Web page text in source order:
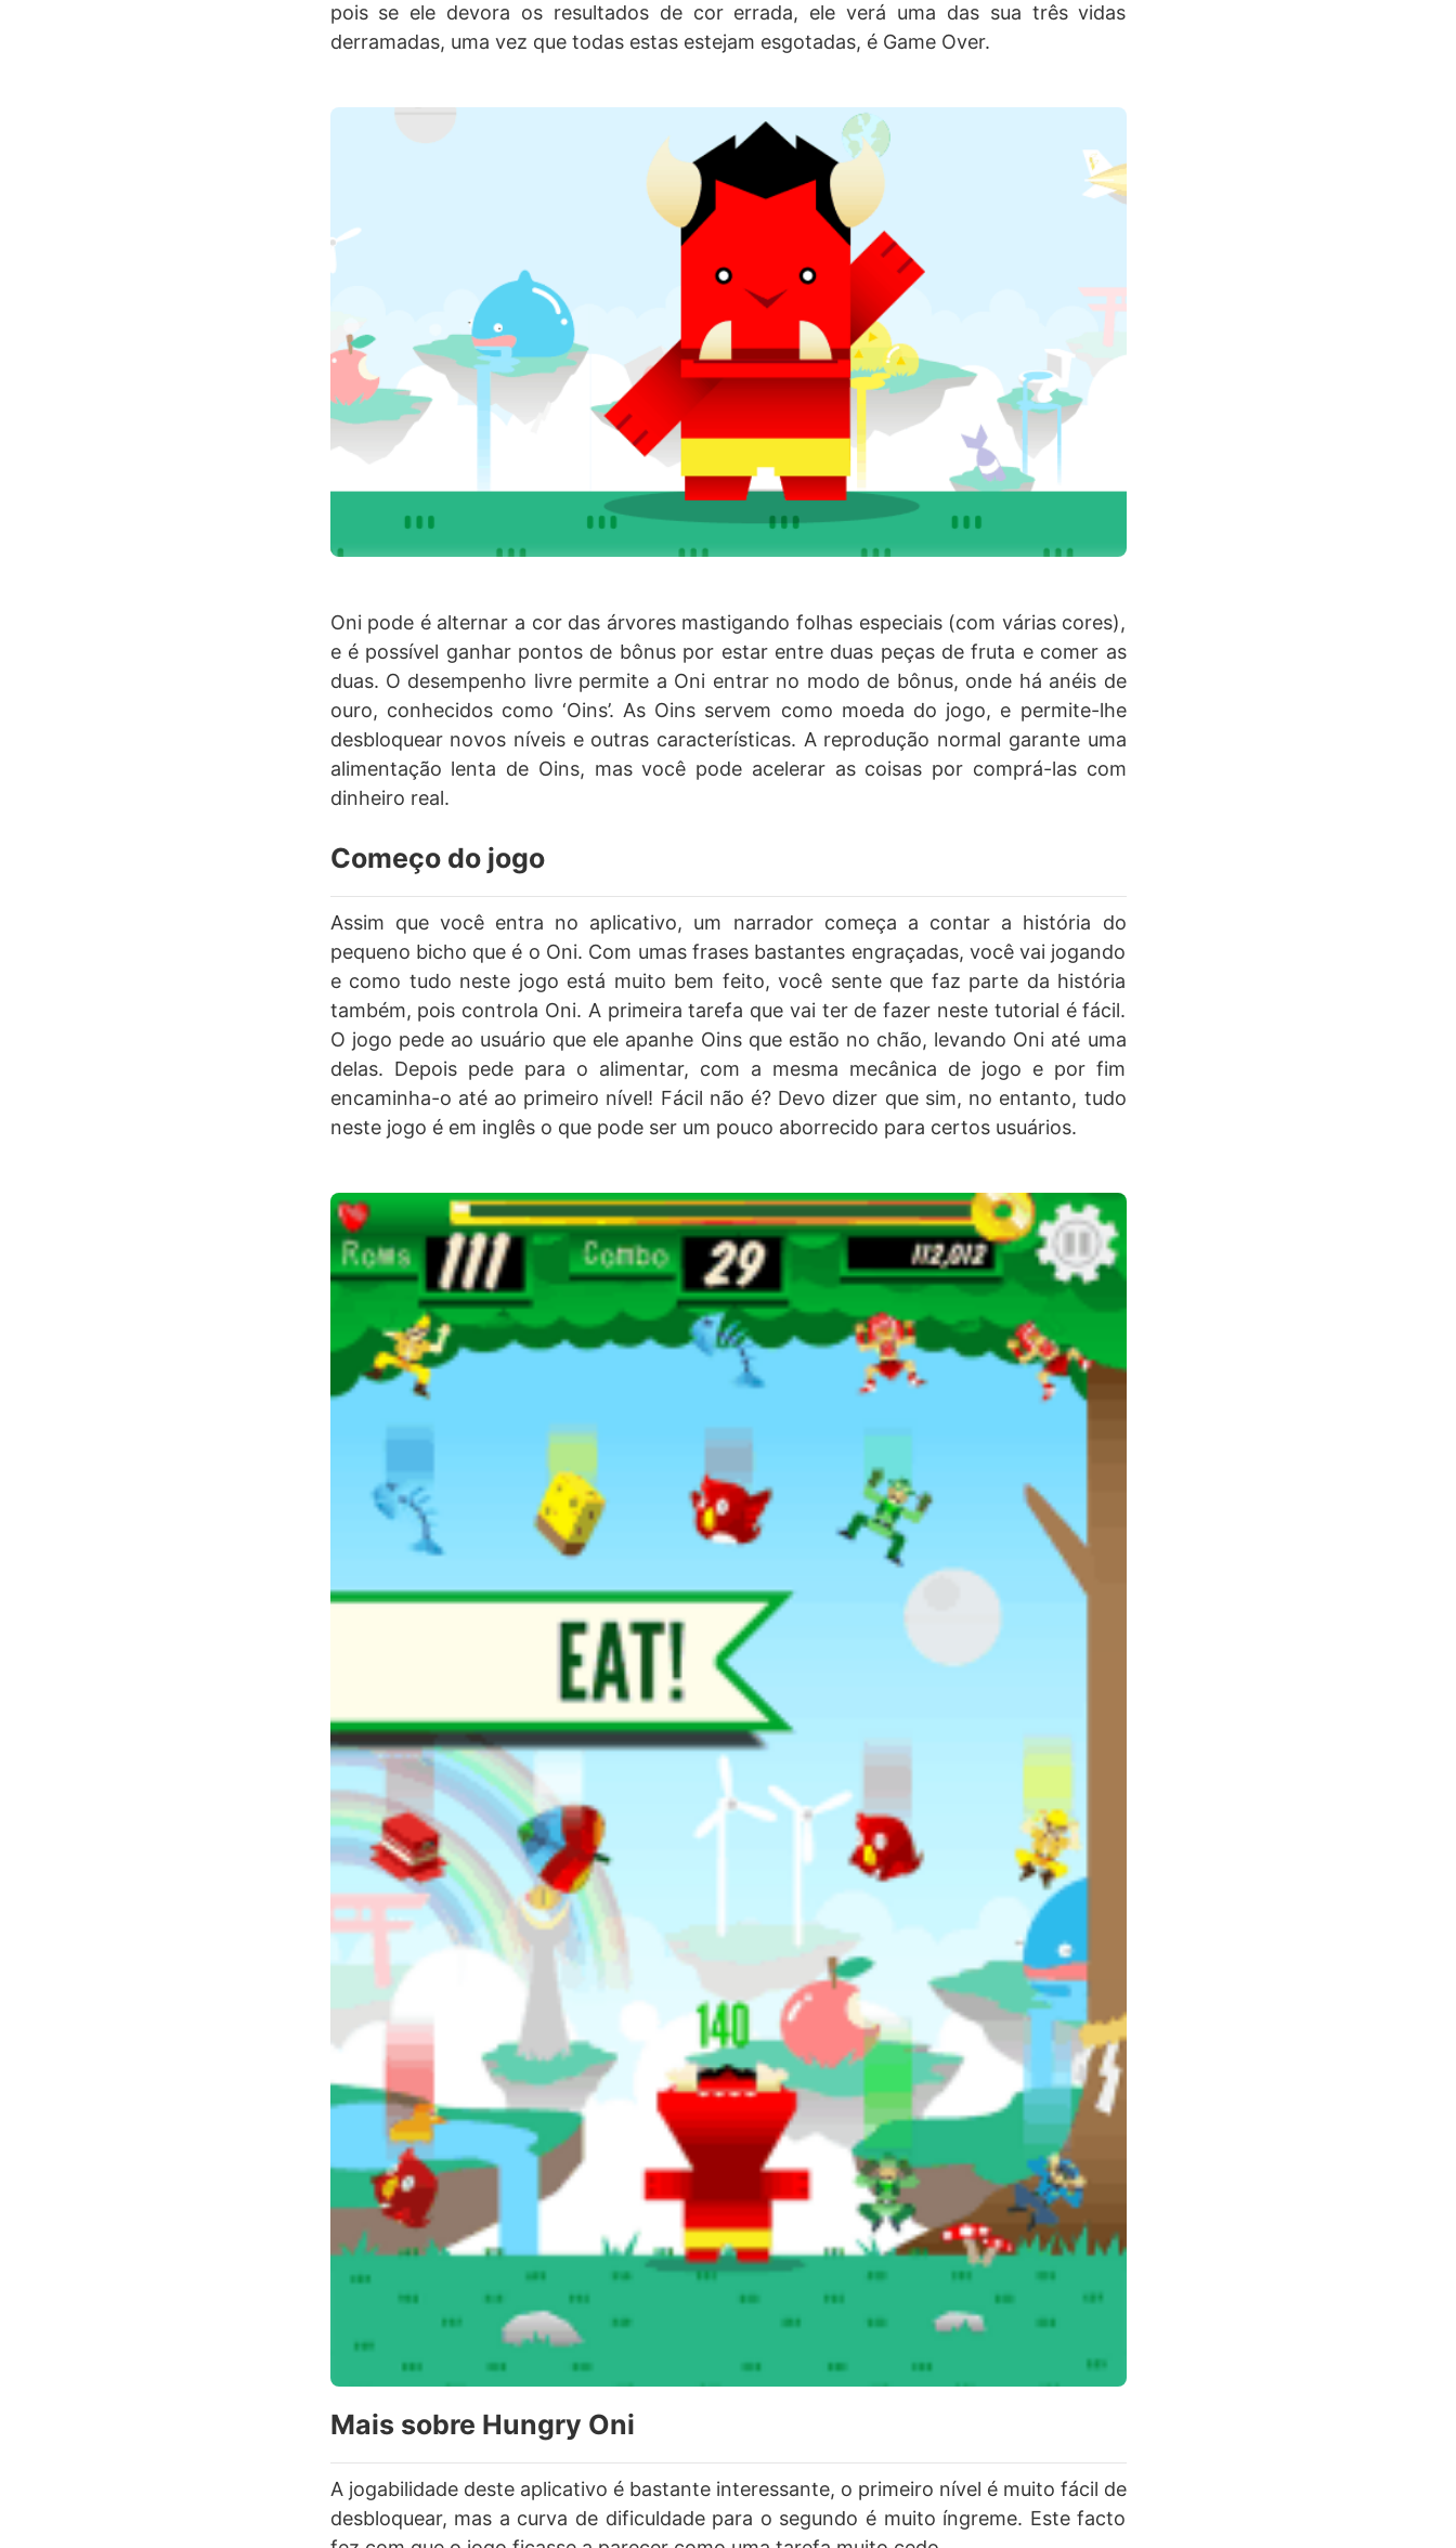
pois se ele devora os resultados de cor errada, ele verá uma das sua três vidas
derramadas, uma vez que todas estas estejam esgotadas, é Game Over.
Oni pode é alternar a cor das árvores mastigando folhas especiais (com várias cores),
e é possível ganhar pontos de bônus por estar entre duas peças de fruta e comer as
duas. O desempenho livre permite a Oni entrar no modo de bônus, onde há anéis de
ouro, conhecidos como ‘Oins’. As Oins servem como moeda do jogo, e permite-lhe
desbloquear novos níveis e outras características. A reprodução normal garante uma
alimentação lenta de Oins, mas você pode acelerar as coisas por comprá-las com
dinheiro real.
Começo do jogo
Assim que você entra no aplicativo, um narrador começa a contar a história do
pequeno bicho que é o Oni. Com umas frases bastantes engraçadas, você vai jogando
e como tudo neste jogo está muito bem feito, você sente que faz parte da história
também, pois controla Oni. A primeira tarefa que vai ter de fazer neste tutorial é fácil.
O jogo pede ao usuário que ele apanhe Oins que estão no chão, levando Oni até uma
delas. Depois pede para o alimentar, com a mesma mecânica de jogo e por fim
encaminha-o até ao primeiro nível! Fácil não é? Devo dizer que sim, no entanto, tudo
neste jogo é em inglês o que pode ser um pouco aborrecido para certos usuários.
Mais sobre Hungry Oni
A jogabilidade deste aplicativo é bastante interessante, o primeiro nível é muito fácil de
desbloquear, mas a curva de dificuldade para o segundo é muito íngreme. Este facto